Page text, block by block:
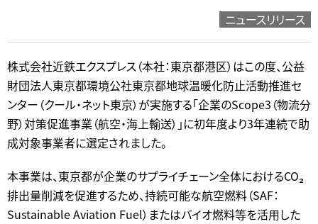
ニュースリリース
株式会社近鉄エクスプレス（本社：東京都港区）はこの度、公益
財団法人東京都環境公社東京都地球温暖化防止活動推進セ
ンター（クール・ネット東京）が実施する「企業のScope3（物流分
野）対策促進事業（航空・海上輸送）」に初年度より3年連続で助
成対象事業者に選定されました。
本事業は、東京都が企業のサプライチェーン全体におけるCO₂
排出量削減を促進するため、持続可能な航空燃料（SAF：
Sustainable Aviation Fuel）またはバイオ燃料等を活用した